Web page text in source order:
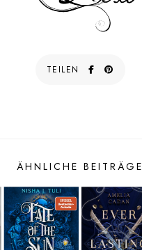
TEILEN
ÄHNLICHE BEITRÄGE